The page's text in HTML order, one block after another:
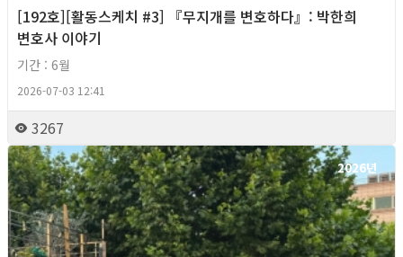
[192호][활동스케치 #3] 『무지개를 변호하다』: 박한희
변호사 이야기
기간 : 6월
2026-07-03 12:41
3267
2026년